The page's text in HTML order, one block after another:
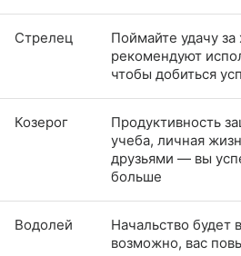
Стрелец
Поймайте удачу
рекомендуют
чтобы добиться
Козерог
Продуктивность
учеба, личная
друзьями — вы
больше
Водолей
Начальство будет
возможно, вас